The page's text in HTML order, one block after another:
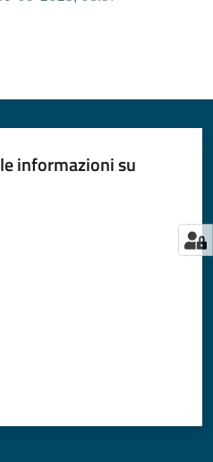
informazioni su